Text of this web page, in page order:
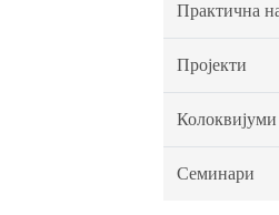
Практична
Пројекти
Колоквијуми
Семинари